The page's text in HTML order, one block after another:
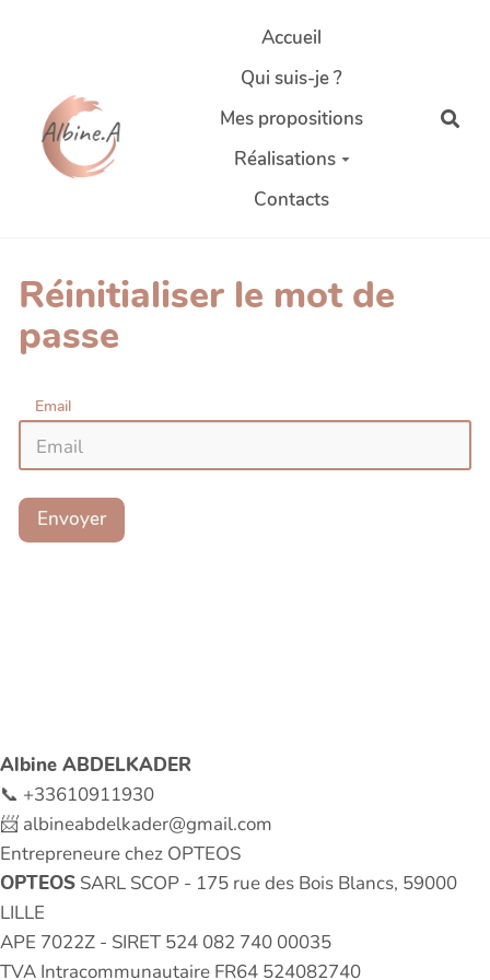
Accueil
Qui suis-je ?
Mes propositions
Réalisations
Contacts
Réinitialiser le mot de
passe
Email
Envoyer
Albine ABDELKADER
📞 +33610911930
📨 albineabdelkader@gmail.com
Entrepreneure chez OPTEOS
OPTEOS SARL SCOP - 175 rue des Bois Blancs, 59000
LILLE
APE 7022Z - SIRET 524 082 740 00035
TVA Intracommunautaire FR64 524082740